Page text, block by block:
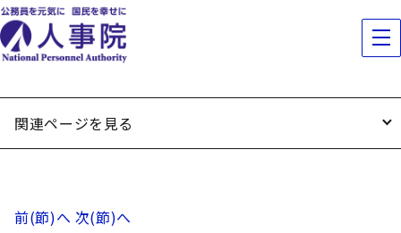
関連ページを見る
前(節)へ 次(節)へ